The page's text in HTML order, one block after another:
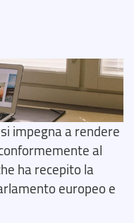
impegna a rendere
al
ha recepito la
europeo e